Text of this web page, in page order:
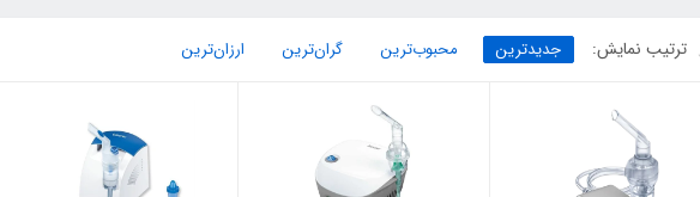
ترتیب نمایش: جدیدترین محبوب‌ترین گران‌ترین ارزان‌ترین